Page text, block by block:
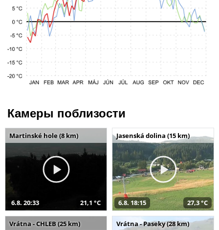
Камеры поблизости
Martinské hole (8 km)
6.8. 20:33 21,1 °C
Jasenská dolina (15 km)
6.8. 18:15 27,3 °C
Vrátna - CHLEB (25 km) Vrátna - Paseky (28 km)